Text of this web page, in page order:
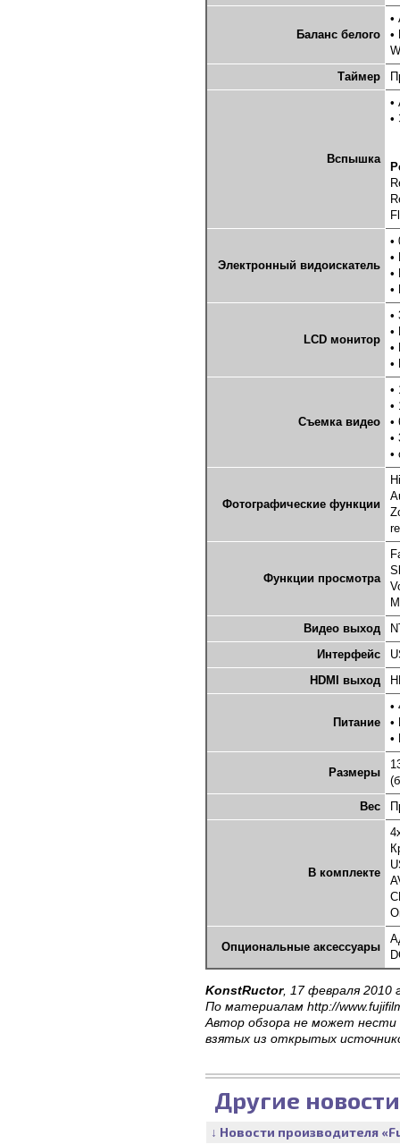
Баланс белого
•
•
Таймер
Вспышка
•
•
Электронный видоискатель
•
•
•
•
LCD монитор
•
•
•
•
Съемка видео
•
•
•
•
•
Фотографические функции
Функции просмотра
Видео выход
Интерфейс
HDMI выход
Питание
•
•
•
Размеры
Вес
В комплекте
Опциональные аксессуары
KonstRuctor, 17 февраля 2010
По материалам http://
Автор обзора не может нести
взятых из открытых
Другие
↓ Новости производителя